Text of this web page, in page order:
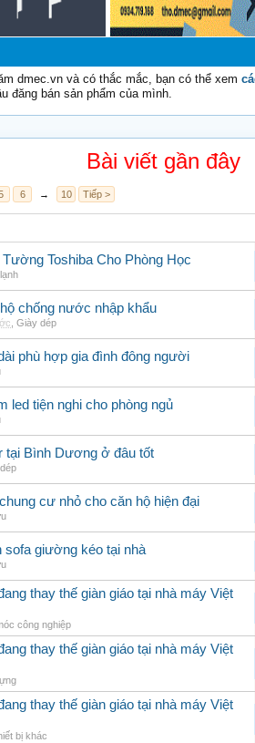
dmec.vn và có thắc mắc, bạn có thể xem
đăng bán sản phẩm của mình.
Bài viết gần đây
6 → 10 Tiếp >
Toshiba Cho Phòng Học
chống nước nhập khẩu
Giày dép
phù hợp gia đình đông người
led tiện nghi cho phòng ngủ
tại Bình Dương ở đâu tốt
cư nhỏ cho căn hộ hiện đại
sofa giường kéo tại nhà
thay thế giàn giáo tại nhà máy Việt
công nghiệp
thay thế giàn giáo tại nhà máy Việt
thay thế giàn giáo tại nhà máy Việt
bị khác